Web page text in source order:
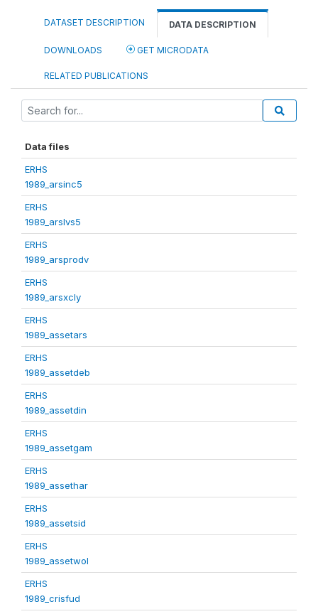
DATASET DESCRIPTION DATA DESCRIPTION
DOWNLOADS GET MICRODATA
RELATED PUBLICATIONS
Data files
ERHS
1989_arsinc5
ERHS
1989_arslvs5
ERHS
1989_arsprodv
ERHS
1989_arsxcly
ERHS
1989_assetars
ERHS
1989_assetdeb
ERHS
1989_assetdin
ERHS
1989_assetgam
ERHS
1989_assethar
ERHS
1989_assetsid
ERHS
1989_assetwol
ERHS
1989_crisfud